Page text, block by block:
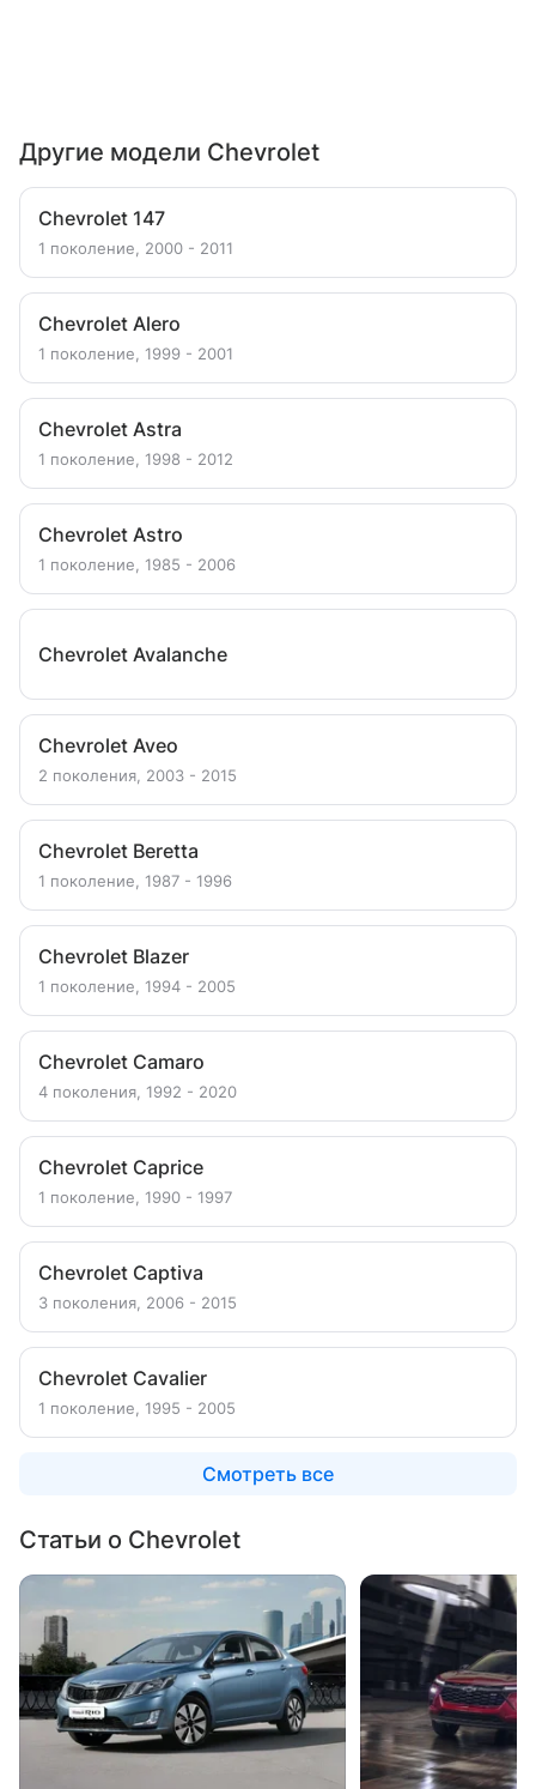
Другие модели Chevrolet
Chevrolet 147
1 поколение, 2000 - 2011
Chevrolet Alero
1 поколение, 1999 - 2001
Chevrolet Astra
1 поколение, 1998 - 2012
Chevrolet Astro
1 поколение, 1985 - 2006
Chevrolet Avalanche
Chevrolet Aveo
2 поколения, 2003 - 2015
Chevrolet Beretta
1 поколение, 1987 - 1996
Chevrolet Blazer
1 поколение, 1994 - 2005
Chevrolet Camaro
4 поколения, 1992 - 2020
Chevrolet Caprice
1 поколение, 1990 - 1997
Chevrolet Captiva
3 поколения, 2006 - 2015
Chevrolet Cavalier
1 поколение, 1995 - 2005
Смотреть все
Статьи о Chevrolet